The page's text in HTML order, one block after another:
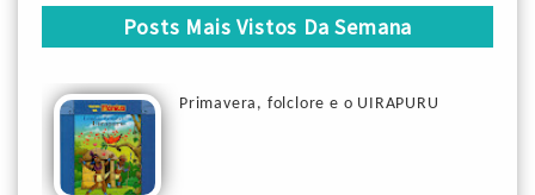
Posts Mais Vistos Da Semana
Primavera, folclore e o UIRAPURU